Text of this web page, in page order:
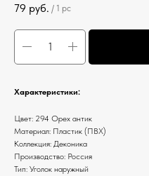
79 руб. / 1 pc
Характеристики:
Цвет: 294 Орех антик
Материал: Пластик (ПВХ)
Коллекция: Деконика
Производство: Россия
Тип: Уголок наружный